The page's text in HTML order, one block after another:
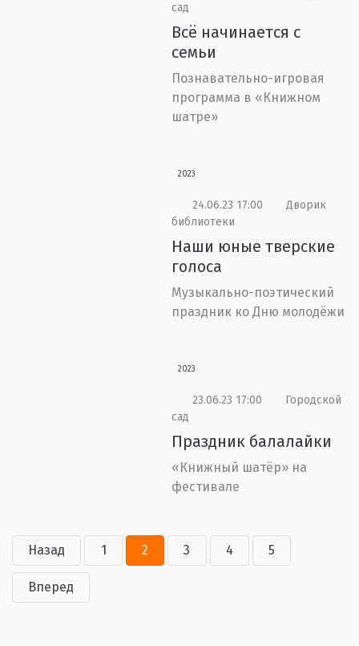
сад
Всё начинается с
семьи
Познавательно-игровая
программа в «Книжном
шатре»
2023
24.06.23 17:00
Дворик
библиотеки
Наши юные тверские
голоса
Музыкально-поэтический
праздник ко Дню молодёжи
2023
23.06.23 17:00
Городской
сад
Праздник балалайки
«Книжный шатёр» на
фестивале
Назад 1 2 3 4 5
Вперед